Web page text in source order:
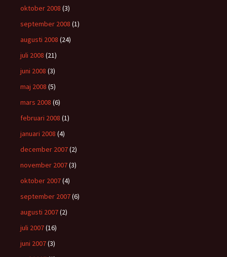
oktober 2008 (3)
september 2008 (1)
augusti 2008 (24)
juli 2008 (21)
juni 2008 (3)
maj 2008 (5)
mars 2008 (6)
februari 2008 (1)
januari 2008 (4)
december 2007(2)
november 2007(3)
oktober 2007(4)
september 2007(6)
augusti 2007(2)
juli 2007(16)
juni 2007(3)